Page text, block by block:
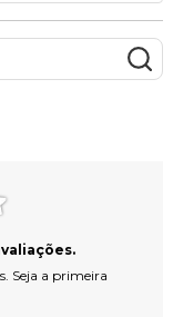
Seja a primeira